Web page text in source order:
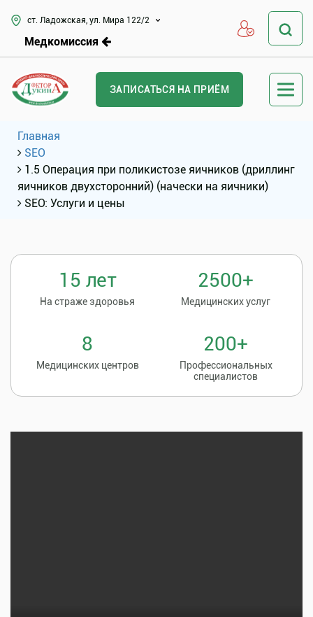
ст. Ладожская, ул. Мира 122/2
Медкомиссия
ЗАПИСАТЬСЯ НА ПРИЁМ
Главная
SEO
1.5 Операция при поликистозе яичников (дриллинг
яичников двухсторонний) (начески на яичники)
SEO: Услуги и цены
15 лет
На страже здоровья
2500+
Медицинских услуг
8
Медицинских центров
200+
Профессиональных
специалистов